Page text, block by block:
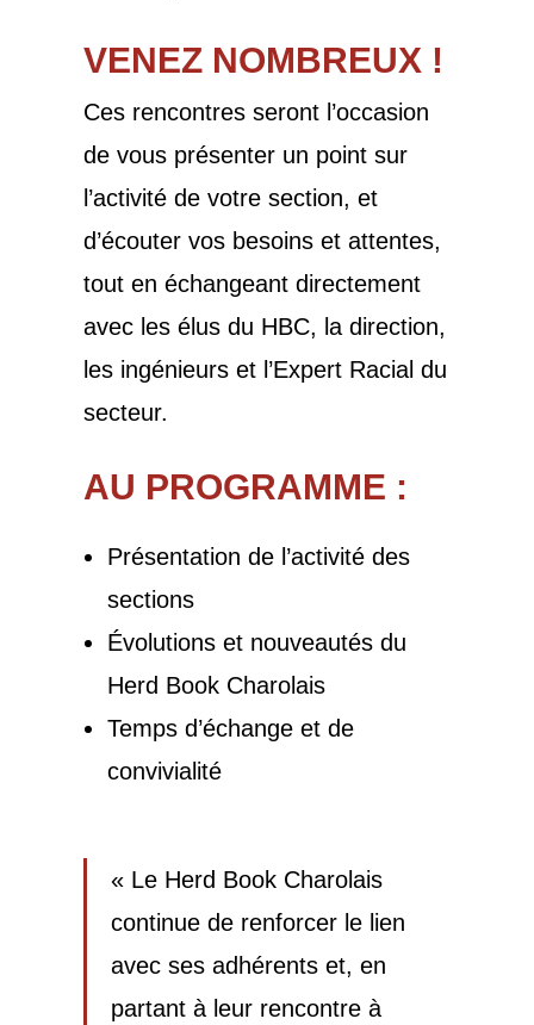
VENEZ NOMBREUX !
Ces rencontres seront l’occasion
de vous présenter un point sur
l’activité de votre section, et
d’écouter vos besoins et attentes,
tout en échangeant directement
avec les élus du HBC, la direction,
les ingénieurs et l’Expert Racial du
secteur.
AU PROGRAMME :
Présentation de l’activité des
sections
Évolutions et nouveautés du
Herd Book Charolais
Temps d’échange et de
convivialité
« Le Herd Book Charolais
continue de renforcer le lien
avec ses adhérents et, en
partant à leur rencontre à